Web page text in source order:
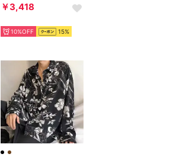
￥3,418
10%OFF 15%